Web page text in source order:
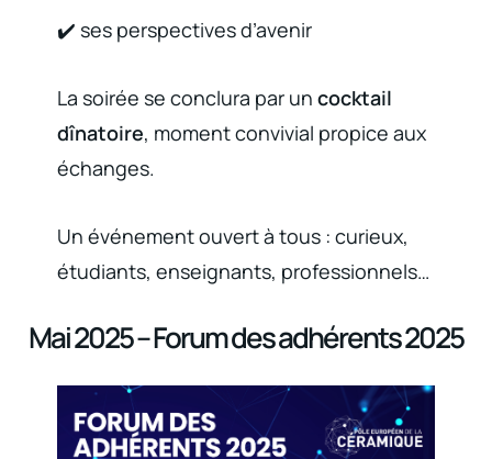
✔️ ses perspectives d’avenir
La soirée se conclura par un cocktail
dînatoire, moment convivial propice aux
échanges.
Un événement ouvert à tous : curieux,
étudiants, enseignants, professionnels…
Mai 2025 – Forum des adhérents 2025